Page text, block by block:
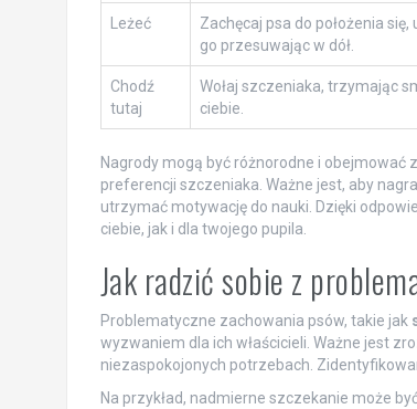
Leżeć
Zachęcaj psa do położenia
go przesuwając w dół.
Chodź
tutaj
Wołaj szczeniaka, trzymając
ciebie.
Nagrody mogą być różnorodne i obejmować
preferencji szczeniaka. Ważne jest, aby
utrzymać motywację do nauki. Dzięki
ciebie, jak i dla twojego pupila.
Jak radzić sobie z
Problematyczne zachowania psów, takie jak
wyzwaniem dla ich właścicieli. Ważne jest
niezaspokojonych potrzebach.
Na przykład, nadmierne szczekanie może